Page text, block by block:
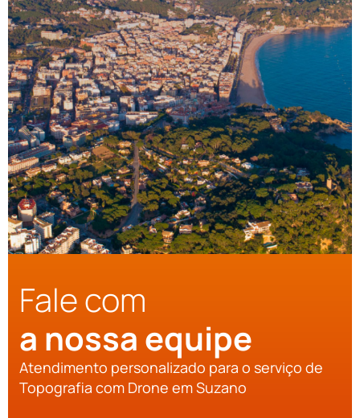
Fale com
a nossa equipe
Atendimento personalizado para o serviço de
Topografia com Drone em Suzano